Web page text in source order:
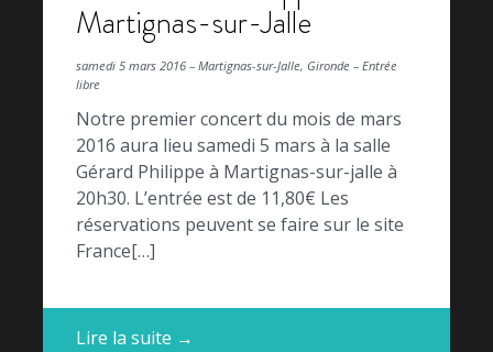
Martignas-sur-Jalle
samedi 5 mars 2016 – Martignas-sur-Jalle, Gironde – Entrée
libre
Notre premier concert du mois de mars
2016 aura lieu samedi 5 mars à la salle
Gérard Philippe à Martignas-sur-jalle à
20h30. L’entrée est de 11,80€ Les
réservations peuvent se faire sur le site
France[…]
Lire la suite →